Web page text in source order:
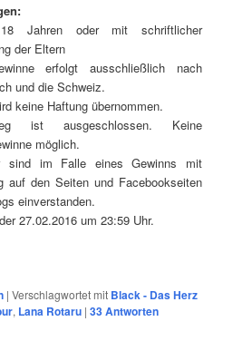
Jahren oder mit schriftlicher
der Eltern
erfolgt ausschließlich nach
und die Schweiz.
keine Haftung übernommen.
ist ausgeschlossen. Keine
möglich.
sind im Falle eines Gewinns mit
auf den Seiten und Facebookseiten
einverstanden.
27.02.2016 um 23:59 Uhr.
|Verschlagwortet mit Black - Das Herz
, Lana Rotaru |33Antworten